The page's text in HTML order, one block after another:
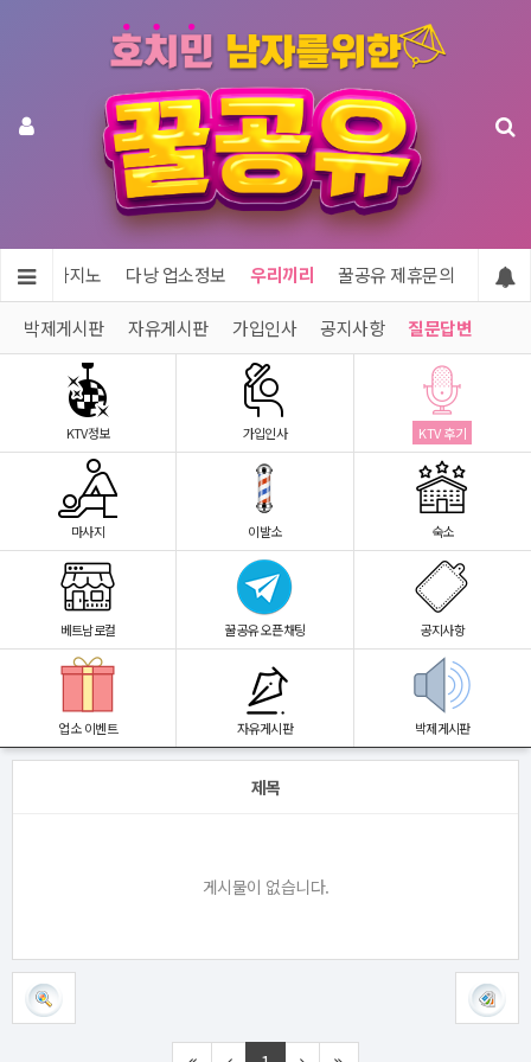
어 & 카지노 다낭 업소정보 우리끼리 꿀공유 제휴문의
박제게시판 자유게시판 가입인사 공지사항 질문답변
KTV정보 가입인사 KTV 후기
마사지 이발소 숙소
베트남로컬 꿀공유 오픈채팅 공지사항
업소 이벤트 자유게시판 박제게시판
제목
게시물이 없습니다.